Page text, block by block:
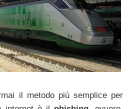
il metodo più semplice per